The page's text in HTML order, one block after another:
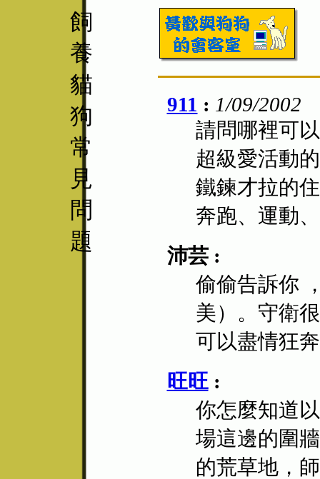
飼
養
貓
狗
常
見
問
題
911 : 1/09/2002
請問哪裡可
超級愛活動
鐵鍊才拉的
奔跑、運動
沛芸 :
偷偷告訴你
美）。守衛
可以盡情狂
旺旺:
你怎麼知道
場這邊的圍
的荒草地，